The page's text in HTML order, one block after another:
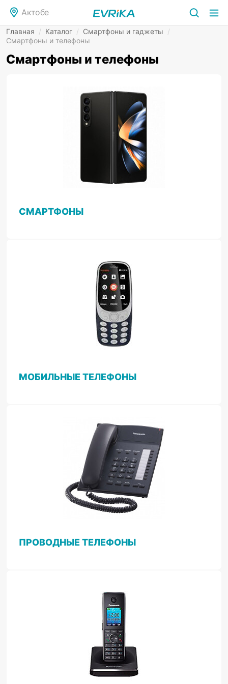
Актобе
Главная / Каталог / Смартфоны и гаджеты /
Смартфоны и телефоны
Смартфоны и телефоны
СМАРТФОНЫ
МОБИЛЬНЫЕ ТЕЛЕФОНЫ
ПРОВОДНЫЕ ТЕЛЕФОНЫ